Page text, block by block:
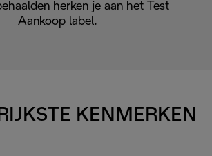
herken je aan het Test
Aankoop label.
KENMERKEN